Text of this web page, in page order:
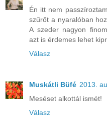
Én itt nem
szűrőt a nyaralóban
A szeder nagyon
azt is érdemes lehet
Válasz
Muskátli Büfé 2013.
Meséset alkottál ismét!
Válasz